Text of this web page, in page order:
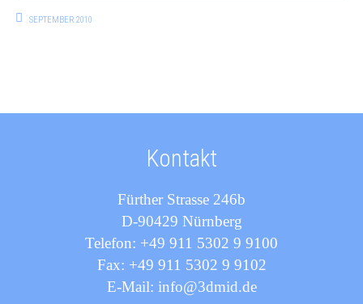
SEPTEMBER 2010
Kontakt
Fürther Strasse 246b
D-90429 Nürnberg
Telefon: +49 911 5302 9 9100
Fax: +49 911 5302 9 9102
E-Mail: info@3dmid.de